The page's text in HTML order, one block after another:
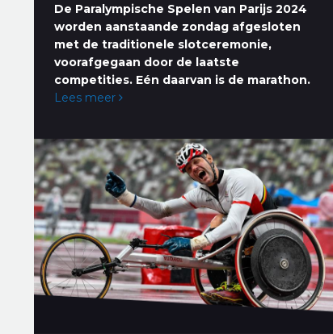
De Paralympische Spelen van Parijs 2024
worden aanstaande zondag afgesloten
met de traditionele slotceremonie,
voorafgegaan door de laatste
competities. Eén daarvan is de marathon.
Lees meer